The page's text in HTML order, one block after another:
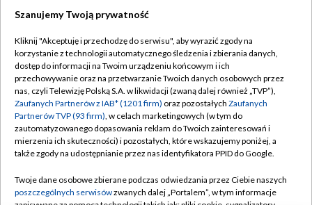
TVP
Abonament TVP
Emisja w TVP
Centrum informacji TVP
Naziemna Telewizja Cyfrowa
Rada Programowa
Regulamin TVP
Polityka prywatności
Moje zgody
Pomoc
Kontakt
Szanujemy Twoją prywatność
Kliknij "Akceptuję i przechodzę do serwisu", aby wyrazić zgody na
korzystanie z technologii automatycznego śledzenia i zbierania danych,
dostęp do informacji na Twoim urządzeniu końcowym i ich
przechowywanie oraz na przetwarzanie Twoich danych osobowych przez
nas, czyli Telewizję Polską S.A. w likwidacji (zwaną dalej również „TVP”),
Zaufanych Partnerów z IAB* (1201 firm) oraz pozostałych Zaufanych
Partnerów TVP (93 firm), w celach marketingowych (w tym do
zautomatyzowanego dopasowania reklam do Twoich zainteresowań i
mierzenia ich skuteczności) i pozostałych, które wskazujemy poniżej, a
także zgody na udostępnianie przez nas identyfikatora PPID do Google.
Twoje dane osobowe zbierane podczas odwiedzania przez Ciebie naszych
poszczególnych serwisówzwanych dalej „Portalem”, w tym informacje